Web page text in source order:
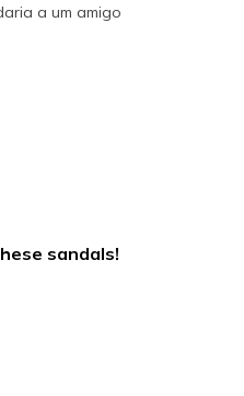
a um amigo
sandals!